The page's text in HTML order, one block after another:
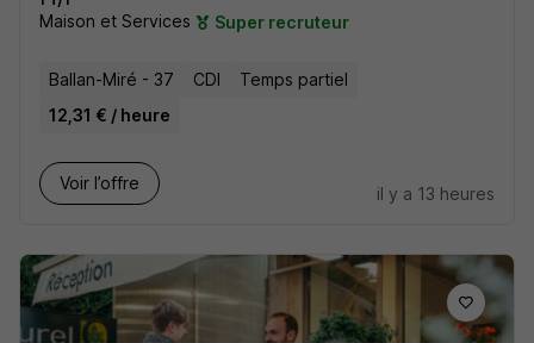
Maison et Services Super recruteur
Ballan-Miré - 37 CDI
Temps partiel
12,31 € / heure
Voir l’offre
il y a 13 heures